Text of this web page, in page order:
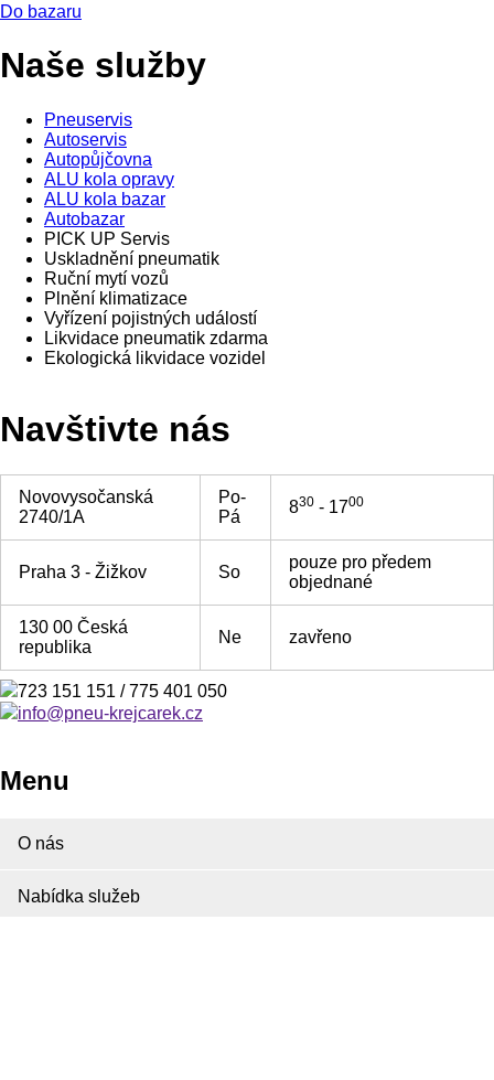
Do bazaru
Naše služby
Pneuservis
Autoservis
Autopůjčovna
ALU kola opravy
ALU kola bazar
Autobazar
PICK UP Servis
Uskladnění pneumatik
Ruční mytí vozů
Plnění klimatizace
Vyřízení pojistných událostí
Likvidace pneumatik zdarma
Ekologická likvidace vozidel
Navštivte nás
Novovysočanská
2740/1A
Po-
Pá
830 - 1700
Praha 3 - Žižkov So
pouze pro předem
objednané
130 00 Česká
republika
Ne zavřeno
723 151 151 / 775 401 050
info@pneu-krejcarek.cz
Menu
O nás
Nabídka služeb